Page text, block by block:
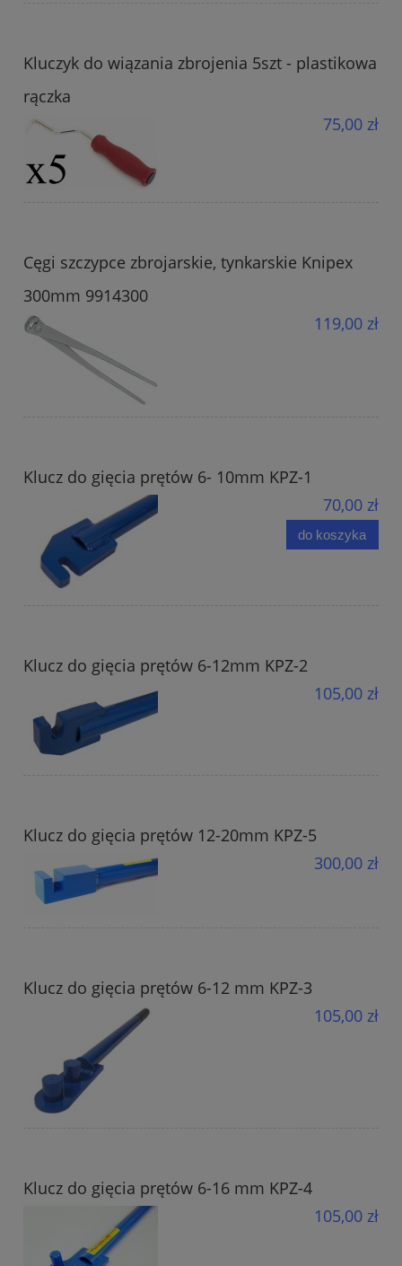
Kluczyk do wiązania zbrojenia 5szt - plastikowa
rączka
75,00 zł
Cęgi szczypce zbrojarskie, tynkarskie Knipex
300mm 9914300
119,00 zł
Klucz do gięcia prętów 6- 10mm KPZ-1
70,00 zł
do koszyka
Klucz do gięcia prętów 6-12mm KPZ-2
105,00 zł
Klucz do gięcia prętów 12-20mm KPZ-5
300,00 zł
Klucz do gięcia prętów 6-12 mm KPZ-3
105,00 zł
Klucz do gięcia prętów 6-16 mm KPZ-4
105,00 zł